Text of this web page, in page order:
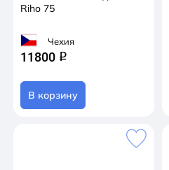
Riho 75
Чехия
11800 q
В корзину